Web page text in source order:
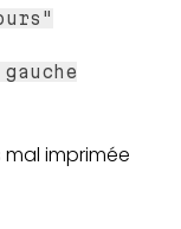
imprimée